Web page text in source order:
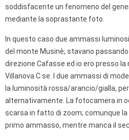
soddisfacente un fenomeno del
mediante la soprastante foto.
In questo caso due ammassi
del monte Musinè, stavano
direzione Cafasse ed io ero presso
Villanova C.se. I due ammassi di
la luminosità rossa/arancio/gialla,
alternativamente. La fotocamera in
scarsa in fatto di zoom; comunque
primo ammasso, mentre manca il